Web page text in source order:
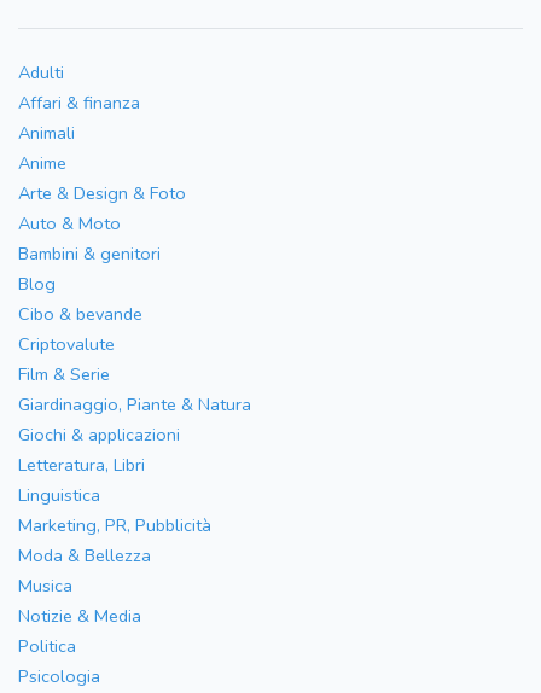
Adulti
Affari & finanza
Animali
Anime
Arte & Design & Foto
Auto & Moto
Bambini & genitori
Blog
Cibo & bevande
Criptovalute
Film & Serie
Giardinaggio, Piante & Natura
Giochi & applicazioni
Letteratura, Libri
Linguistica
Marketing, PR, Pubblicità
Moda & Bellezza
Musica
Notizie & Media
Politica
Psicologia